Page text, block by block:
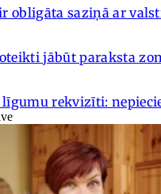
obligāta saziņā ar
jābūt paraksta
rekvizīti: